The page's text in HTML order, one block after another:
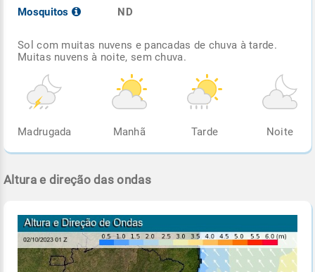
Mosquitos
ND
Sol com muitas nuvens e pancadas de chuva à tarde.
Muitas nuvens à noite, sem chuva.
Madrugada Manhã Tarde Noite
Altura e direção das ondas